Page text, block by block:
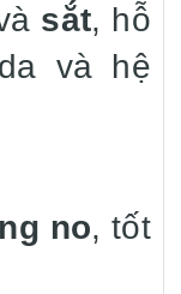
sắt, hỗ
và hệ
no, tốt